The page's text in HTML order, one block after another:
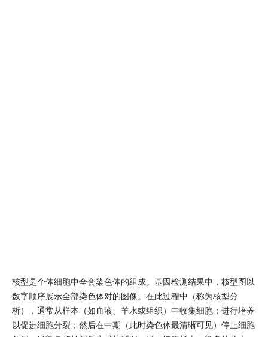
核型是个体细胞中全套染色体的组成。基因检测结果中，核型图以
数字顺序展示全部染色体对的图像。在此过程中（称为核型分
析），通常从样本（如血液、羊水或组织）中收集细胞；进行培养
以促进细胞分裂；然后在中期（此时染色体最清晰可见）停止细胞